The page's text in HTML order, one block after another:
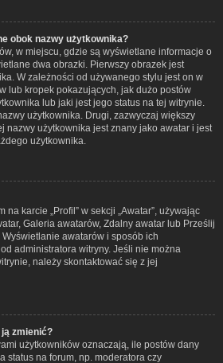
obok nazwy użytkownika?
w miejscu, gdzie są wyświetlane informacje o
dwa obrazki. Pierwszy obrazek jest
W zależności od używanego stylu jest on w
lub kropek pokazujących, jak dużo postów
lub jaki jest jego status na tej witrynie.
użytkownika. Drugi, zazwyczaj większy
nazwy użytkownika jest znany jako awatar i jest
użytkownika.
karcie „Profil” w sekcji „Awatar”, używając
Galeria awatarów, Zdalny awatar lub Prześlij
awatarów i sposób ich
administratora witryny. Jeśli nie można
należy skontaktować się z jej
zmienić?
użytkowników oznaczają, ile postów dany
status na forum, np. moderatora czy